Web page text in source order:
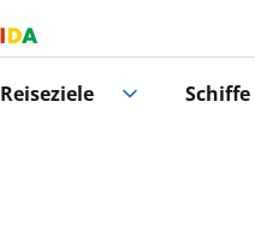
Reiseziele Schiffe